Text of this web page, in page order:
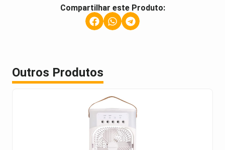
Compartilhar este Produto:
Outros Produtos